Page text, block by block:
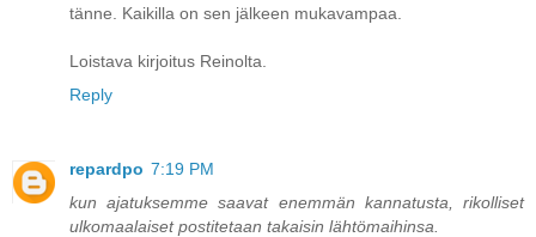
tänne. Kaikilla on sen jälkeen mukavampaa.
Loistava kirjoitus Reinolta.
Reply
repardpo 7:19 PM
kun ajatuksemme saavat enemmän kannatusta, rikolliset
ulkomaalaiset postitetaan takaisin lähtömaihinsa.